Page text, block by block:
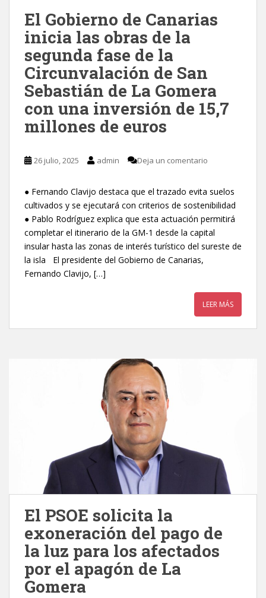
El Gobierno de Canarias
inicia las obras de la
segunda fase de la
Circunvalación de San
Sebastián de La Gomera
con una inversión de 15,7
millones de euros
26 julio, 2025 admin Deja un comentario
● Fernando Clavijo destaca que el trazado evita suelos
cultivados y se ejecutará con criterios de sostenibilidad
● Pablo Rodríguez explica que esta actuación permitirá
completar el itinerario de la GM-1 desde la capital
insular hasta las zonas de interés turístico del sureste de
la isla El presidente del Gobierno de Canarias,
Fernando Clavijo, […]
LEER MÁS
El PSOE solicita la
exoneración del pago de
la luz para los afectados
por el apagón de La
Gomera